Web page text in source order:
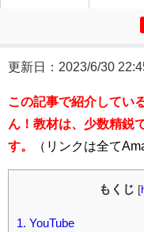
更新日：2023/6/30
この記事で紹介してい
ん！教材は、少数精鋭
す。
（リンクは全て
もくじ [
1. YouTube